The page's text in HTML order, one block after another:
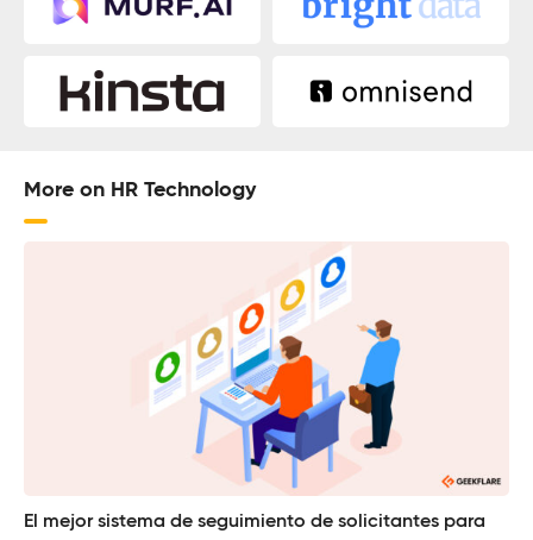
More on HR Technology
El mejor sistema de seguimiento de solicitantes para